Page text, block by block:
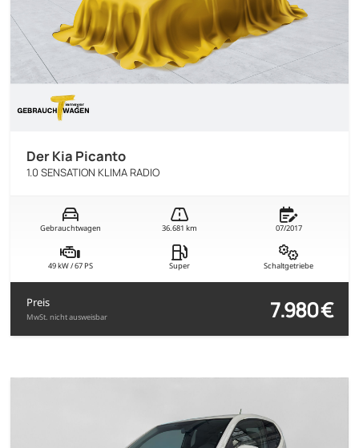
Der Kia Picanto
1.0 SENSATION KLIMA RADIO
Gebrauchtwagen 36.681 km 07/2017
49 kW / 67 PS Super Schaltgetriebe
Preis
MwSt. nicht ausweisbar 7.980 €